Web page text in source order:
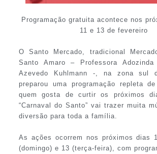
Programação gratuita acontece nos
11 e 13 de fevereiro
O Santo Mercado, tradicional
Santo Amaro – Professora
Azevedo Kuhlmann -, na zona sul
preparou uma programação repleta
quem gosta de curtir os próximos
“Carnaval do Santo” vai trazer muita
diversão para toda a família.
As ações ocorrem nos próximos dias
(domingo) e 13 (terça-feira), com